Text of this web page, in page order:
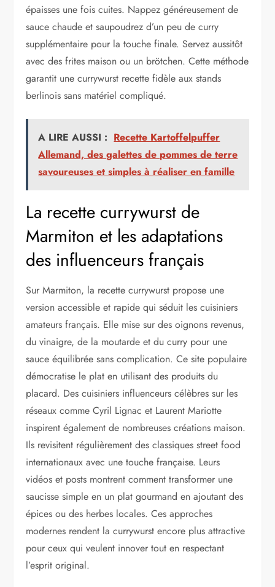
épaisses une fois cuites. Nappez généreusement de
sauce chaude et saupoudrez d’un peu de curry
supplémentaire pour la touche finale. Servez aussitôt
avec des frites maison ou un brötchen. Cette méthode
garantit une currywurst recette fidèle aux stands
berlinois sans matériel compliqué.
A LIRE AUSSI : Recette Kartoffelpuffer
Allemand, des galettes de pommes de terre
savoureuses et simples à réaliser en famille
La recette currywurst de
Marmiton et les adaptations
des influenceurs français
Sur Marmiton, la recette currywurst propose une
version accessible et rapide qui séduit les cuisiniers
amateurs français. Elle mise sur des oignons revenus,
du vinaigre, de la moutarde et du curry pour une
sauce équilibrée sans complication. Ce site populaire
démocratise le plat en utilisant des produits du
placard. Des cuisiniers influenceurs célèbres sur les
réseaux comme Cyril Lignac et Laurent Mariotte
inspirent également de nombreuses créations maison.
Ils revisitent régulièrement des classiques street food
internationaux avec une touche française. Leurs
vidéos et posts montrent comment transformer une
saucisse simple en un plat gourmand en ajoutant des
épices ou des herbes locales. Ces approches
modernes rendent la currywurst encore plus attractive
pour ceux qui veulent innover tout en respectant
l’esprit original.